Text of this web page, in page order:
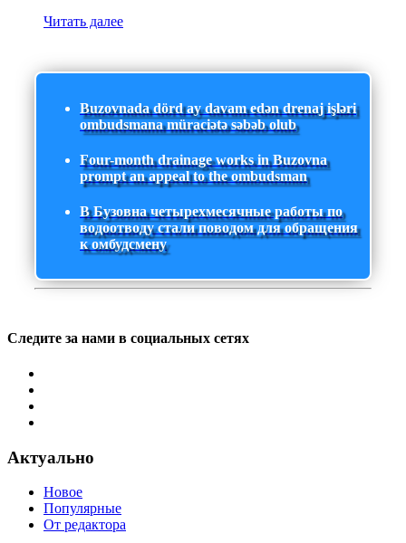
Читать далее
Buzovnada dörd ay davam edən drenaj işləri
ombudsmana müraciətə səbəb olub
Four-month drainage works in Buzovna
prompt an appeal to the ombudsman
В Бузовна четырехмесячные работы по
водоотводу стали поводом для обращения
к омбудсмену
Следите за нами в социальных сетях
Актуально
Новое
Популярные
От редактора